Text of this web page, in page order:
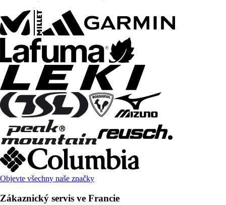
Objevte všechny naše značky
Zákaznický servis ve Francie